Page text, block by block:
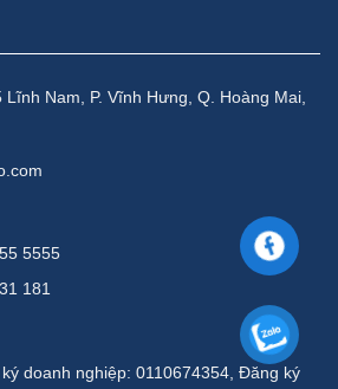
Lĩnh Nam, P. Vĩnh Hưng, Q. Hoàng Mai,
5555
181
doanh nghiệp: 0110674354, Đăng ký